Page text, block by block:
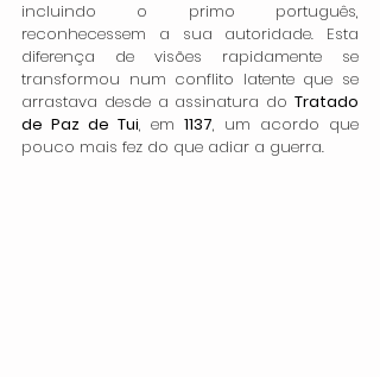
incluindo o primo português,
reconhecessem a sua autoridade. Esta
diferença de visões rapidamente se
transformou num conflito latente que se
arrastava desde a assinatura do Tratado
de Paz de Tui, em 1137, um acordo que
pouco mais fez do que adiar a guerra.